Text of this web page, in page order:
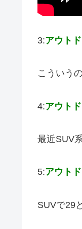
3:アウト
こういう
4:アウト
最近SUV
5:アウト
SUVで29